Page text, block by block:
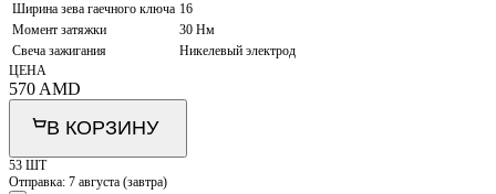
Ширина зева гаечного ключа 16
Момент затяжки
30 Нм
Свеча зажигания
Никелевый электрод
ЦЕНА
570 AMD
В КОРЗИНУ
53 ШТ
Отправка: 7 августа (завтра)